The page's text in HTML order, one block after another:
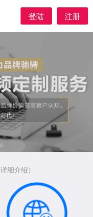
登陆 注册
细介绍）